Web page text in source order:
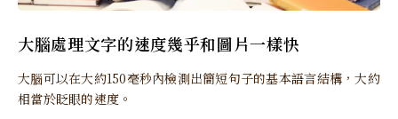
大腦處理文字的速度幾乎和圖片一樣快
大腦可以在大約150毫秒內檢測出簡短句子的基本語言結構，大約
相當於眨眼的速度。